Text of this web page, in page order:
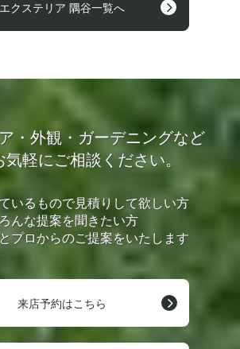
エクステリア 隅谷一覧へ
・外観・ガーデニングなど
軽にご相談ください。
いるもので見積りして欲しい方
んな提案を聞きたい方
プロからのご提案をいたします
来店予約はこちら